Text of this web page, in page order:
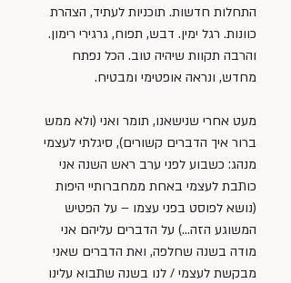
התחלות חדשות. תוכניות לעתיד, הצהרת
כוונות. רגל ימין. דבש, תפוח, גרגירי רימון.
והרבה תקוות שיהיה טוב. הכל נפתח
מחדש, ונראה אופטימי ומבטיח.
מעט אחרי שנישאנו, תומר ואני (ולא ממש
ברור איך הדברים קשורים), סיגלתי לעצמי
מנהג: כשבוע לפני ערב ראש השנה אני
כותבת לעצמי באחת ממחברותיי היפות
(נושא לפוסט בפני עצמו – על הפטיש
המשוגע הזה…) על הדברים עליהם אני
מודה בשנה שחלפה, ואת הדברים שאני
מבקשת לעצמי / לנו בשנה שתבוא עלינו